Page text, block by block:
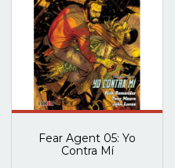
Fear Agent 05: Yo
Contra Mí